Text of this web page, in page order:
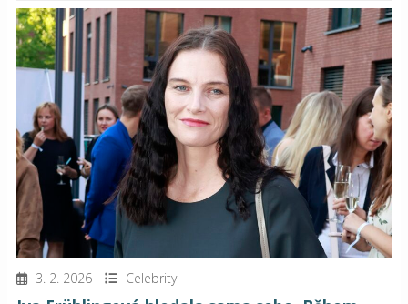
3. 2. 2026 Celebrity